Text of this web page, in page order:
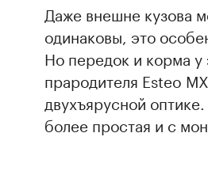
Даже внешне кузова
одинаковы, это
Но передок и корма у
прародителя Esteo
двухъярусной
более простая и с